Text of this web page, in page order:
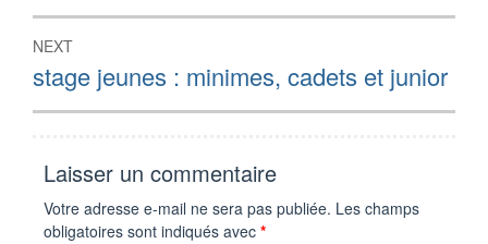
NEXT
Next
post:
stage jeunes : minimes, cadets et junior
Laisser un commentaire
Votre adresse e-mail ne sera pas publiée. Les champs
obligatoires sont indiqués avec *